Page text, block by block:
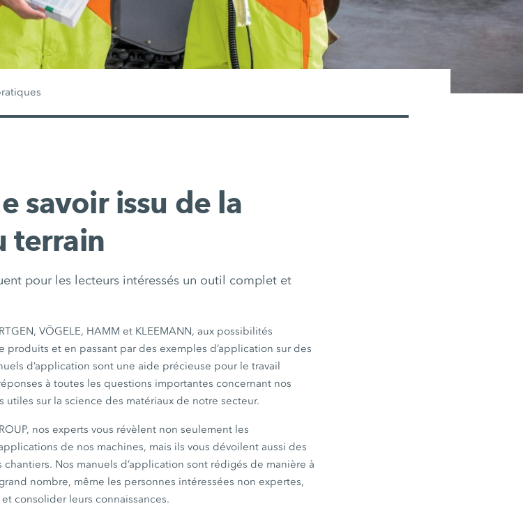
savoir issu de la
terrain
pour les lecteurs intéressés un outil complet et
VÖGELE, HAMM et KLEEMANN, aux possibilités
et en passant par des exemples d’application sur des
d’application sont une aide précieuse pour le travail
à toutes les questions importantes concernant nos
sur la science des matériaux de notre secteur.
nos experts vous révèlent non seulement les
de nos machines, mais ils vous dévoilent aussi des
Nos manuels d’application sont rédigés de manière à
nombre, même les personnes intéressées non expertes,
consolider leurs connaissances.